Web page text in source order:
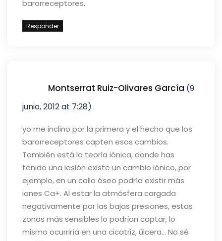
barorreceptores.
Responder
Montserrat Ruiz-Olivares García (9
junio, 2012 at 7:28)
yo me inclino por la primera y el hecho que los
barorreceptores capten esos cambios.
También está la teoría iónica, donde has
tenido una lesión existe un cambio iónico, por
ejemplo, en un callo óseo podría existir más
iones Ca+. Al estar la atmósfera cargada
negativamente por las bajas presiones, estas
zonas más sensibles lo podrían captar, lo
mismo ocurriría en una cicatriz, úlcera… No sé